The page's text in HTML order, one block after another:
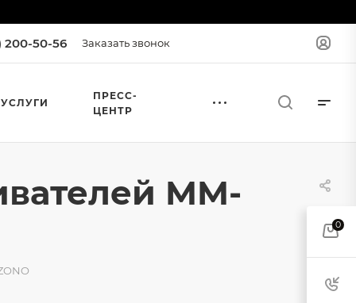
200-50-56 Заказать звонок
УСЛУГИ
ПРЕСС-
ЦЕНТР
MM-
0